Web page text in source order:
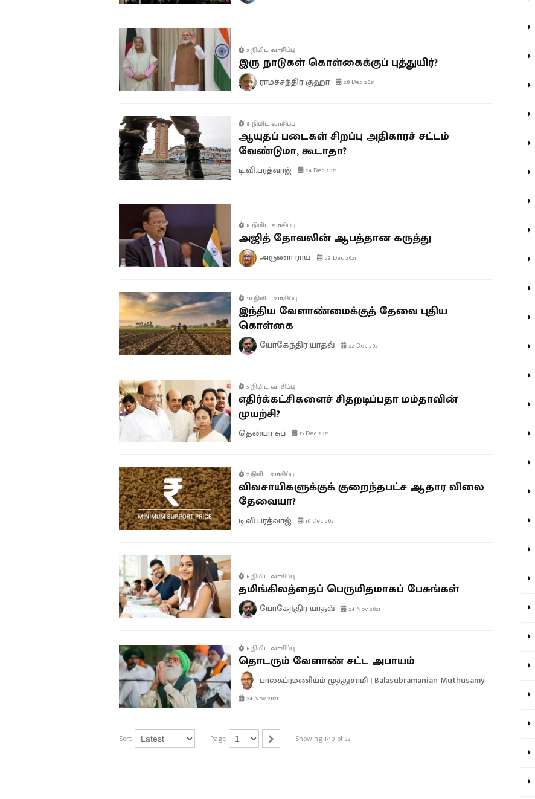
5 நிமிட வாசிப்பு
இரு நாடுகள் கொள்கைக்குப் புத்துயிர்?
ராமச்சந்திர குஹா 28 Dec 2021
8 நிமிட வாசிப்பு
ஆயுதப் படைகள் சிறப்பு அதிகாரச் சட்டம்
வேண்டுமா, கூடாதா?
டி.வி.பரத்வாஜ் 24 Dec 2021
8 நிமிட வாசிப்பு
அஜித் தோவலின் ஆபத்தான கருத்து
அருணா ராய் 23 Dec 2021
10 நிமிட வாசிப்பு
இந்திய வேளாண்மைக்குத் தேவை புதிய
கொள்கை
யோகேந்திர யாதவ் 22 Dec 2021
5 நிமிட வாசிப்பு
எதிர்க்கட்சிகளைச் சிதறடிப்பதா மம்தாவின்
முயற்சி?
தென்யா சுப் 15 Dec 2021
7 நிமிட வாசிப்பு
விவசாயிகளுக்குக் குறைந்தபட்ச ஆதார விலை
தேவையா?
டி.வி.பரத்வாஜ் 10 Dec 2021
6 நிமிட வாசிப்பு
தமிங்கிலத்தைப் பெருமிதமாகப் பேசுங்கள்
யோகேந்திர யாதவ் 24 Nov 2021
6 நிமிட வாசிப்பு
தொடரும் வேளாண் சட்ட அபாயம்
பாலசுப்ரமணியம் முத்துசாமி | Balasubramanian Muthusamy
24 Nov 2021
Sort Page Showing 1-10 of 32